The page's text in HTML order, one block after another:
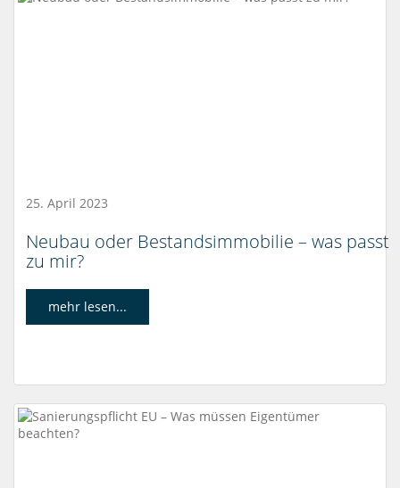
25. April 2023
Neubau oder Bestandsimmobilie – was passt
zu mir?
mehr lesen...